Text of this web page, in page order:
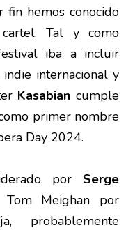
fin hemos conocido
Tal y como
iba a incluir
internacional y
Kasabian cumple
primer nombre
Day 2024.
por Serge
Meighan por
probablemente